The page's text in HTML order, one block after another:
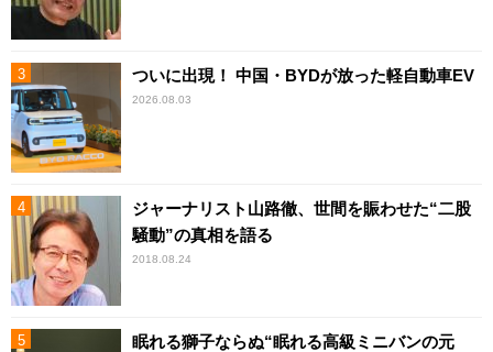
ついに出現！ 中国・BYDが放った軽自動車EV
2026.08.03
ジャーナリスト山路徹、世間を賑わせた“二股
騒動”の真相を語る
2018.08.24
眠れる獅子ならぬ“眠れる高級ミニバンの元